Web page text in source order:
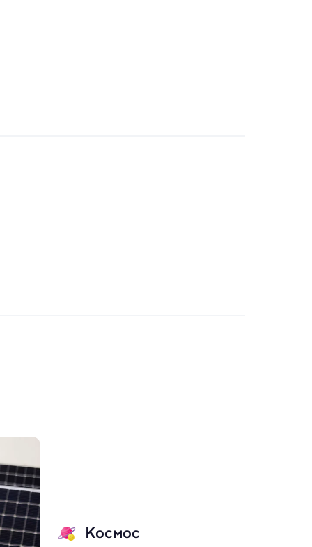
Космос